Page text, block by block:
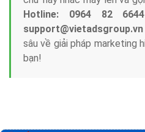
Hotline: 0964 82
support@vietadsgroup.vn
sâu về giải pháp marketing
bạn!